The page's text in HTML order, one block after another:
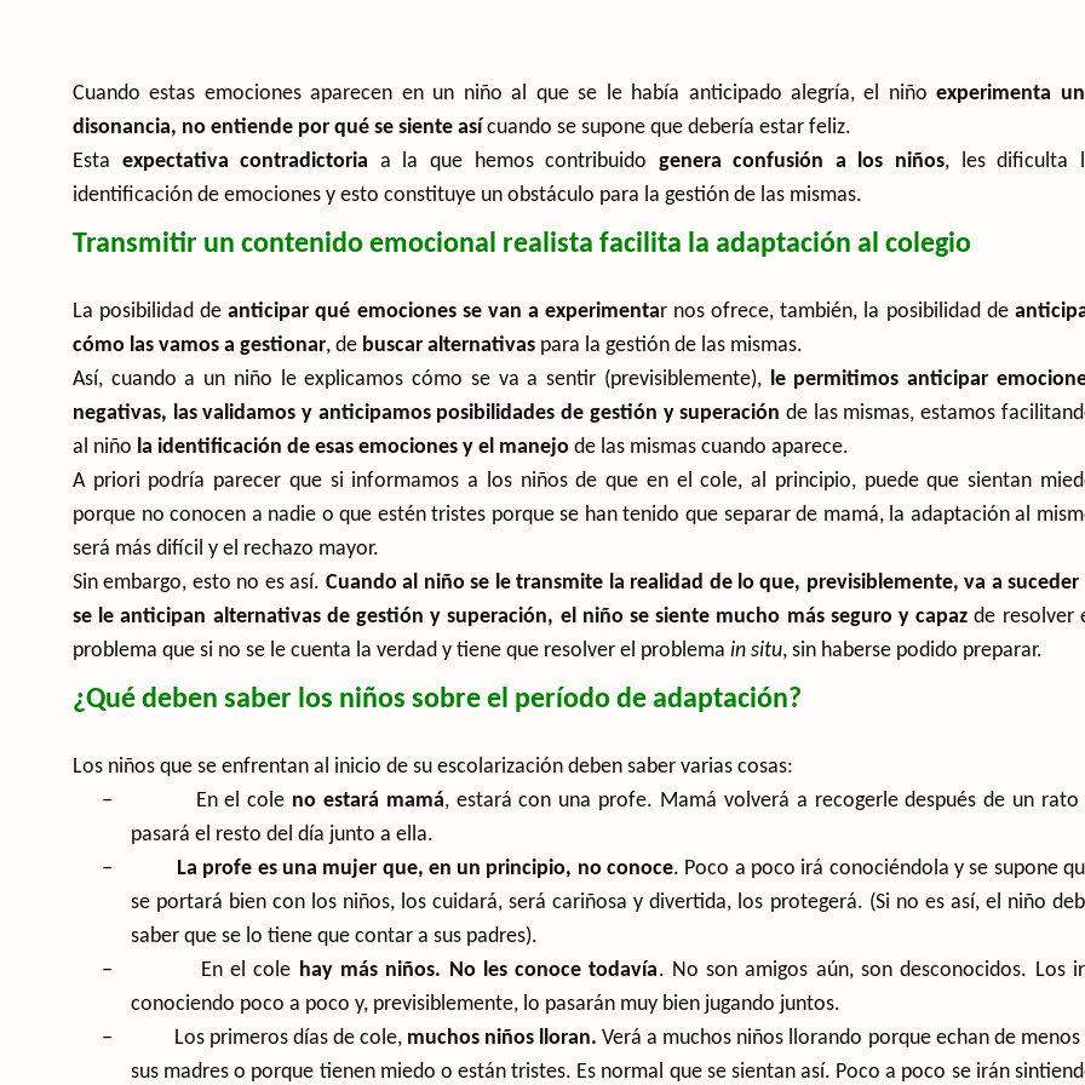
Cuando estas emociones aparecen en un niño al que se le había anticipado alegría, el niñoexperimenta
disonancia, no entiende por qué se siente asícuando se supone que debería estar feliz.
Esta expectativa contradictoria a la que hemos contribuido genera confusión a los niños, les dificulta
identificación de emociones y esto constituye un obstáculo para la gestión de las mismas.
Transmitir un contenido emocional realista facilita la adaptación al colegio
La posibilidad deanticipar qué emociones se van a experimentar nos ofrece, también, la posibilidad de
cómo las vamos a gestionar, de buscar alternativas para la gestión de las mismas.
Así, cuando a un niño le explicamos cómo se va a sentir (previsiblemente),le permitimos anticipar
negativas, las validamos y anticipamos posibilidades de gestión y superación de las mismas, estamos
al niño la identificación de esas emociones y el manejo de las mismas cuando aparece.
A priori podría parecer que si informamos a los niños de que en el cole, al principio, puede que sientan
porque no conocen a nadie o que estén tristes porque se han tenido que separar de mamá, la adaptación al
será más difícil y el rechazo mayor.
Sin embargo, esto no es así. Cuando al niño se le transmite la realidad de lo que, previsiblemente, va a suceder
se le anticipan alternativas de gestión y superación, el niño se siente mucho más seguro y capaz de resolver
problema que si no se le cuenta la verdad y tiene que resolver el problema in situ, sin haberse podido preparar.
¿Qué deben saber los niños sobre el período de adaptación?
Los niños que se enfrentan al inicio de su escolarización deben saber varias cosas:
–
En el cole no estará mamá, estará con una profe. Mamá volverá a recogerle después de un rato
pasará el resto del día junto a ella.
–
La profe es una mujer que, en un principio, no conoce. Poco a poco irá conociéndola y se supone
se portará bien con los niños, los cuidará, será cariñosa y divertida, los protegerá. (Si no es así, el niño
saber que se lo tiene que contar a sus padres).
–
En el cole hay más niños. No les conoce todavía. No son amigos aún, son desconocidos. Los
conociendo poco a poco y, previsiblemente, lo pasarán muy bien jugando juntos.
–
Los primeros días de cole, muchos niños lloran. Verá a muchos niños llorando porque echan de menos
sus madres o porque tienen miedo o están tristes. Es normal que se sientan así. Poco a poco se irán